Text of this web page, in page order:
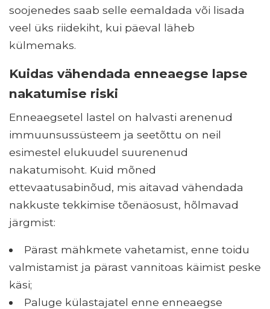
soojenedes saab selle eemaldada või lisada
veel üks riidekiht, kui päeval läheb
külmemaks.
Kuidas vähendada enneaegse lapse
nakatumise riski
Enneaegsetel lastel on halvasti arenenud
immuunsussüsteem ja seetõttu on neil
esimestel elukuudel suurenenud
nakatumisoht. Kuid mõned
ettevaatusabinõud, mis aitavad vähendada
nakkuste tekkimise tõenäosust, hõlmavad
järgmist:
Pärast mähkmete vahetamist, enne toidu
valmistamist ja pärast vannitoas käimist peske
käsi;
Paluge külastajatel enne enneaegse